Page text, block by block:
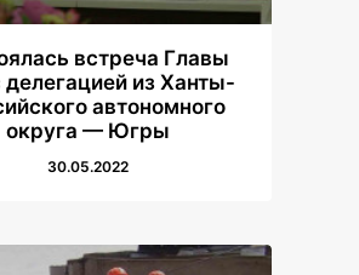
встреча Главы
из Ханты-
автономного
округа — Югры
30.05.2022